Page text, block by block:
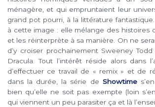
ménagère, et qui empruntaient leur
grand pot pourri, à la littérature
à cette image : elle mélange des histoires
et les réinterprète à sa manière. On ne
d’y croiser prochainement Sweeney
Dracula. Tout l’intérêt réside alors dans
d’effectuer ce travail de « remix » et de
dans la durée, la série de Showtime
bien qu’elle ne soit pas exempte (loin
qui viennent un peu parasiter ça et là